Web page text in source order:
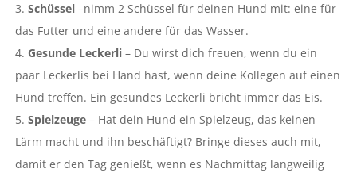
Schüssel–nimm 2 Schüssel für deinen Hund mit: eine für
das Futter und eine andere für das Wasser.
Gesunde Leckerli– Du wirst dich freuen, wenn du ein
paar Leckerlis bei Hand hast, wenn deine Kollegen auf einen
Hund treffen. Ein gesundes Leckerli bricht immer das Eis.
Spielzeuge– Hat dein Hund ein Spielzeug, das keinen
Lärm macht und ihn beschäftigt? Bringe dieses auch mit,
damit er den Tag genießt, wenn es Nachmittag langweilig